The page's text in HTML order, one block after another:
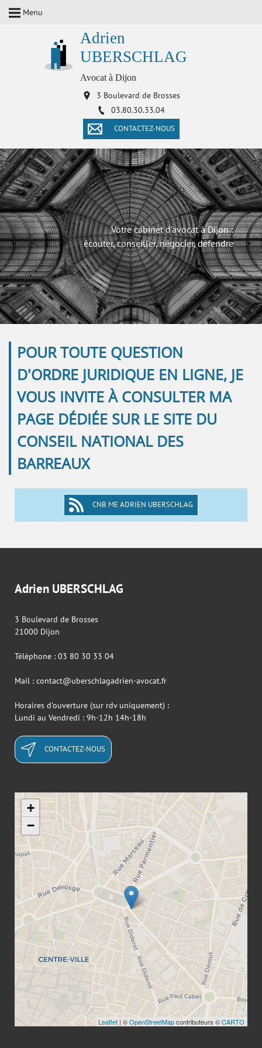
Menu
Adrien
UBERSCHLAG
Avocat à Dijon
3 Boulevard de Brosses
03.80.30.33.04
CONTACTEZ-NOUS
Votre cabinet d'avocat à Dijon :
écouter, conseiller, négocier, défendre
POUR TOUTE QUESTION
D'ORDRE JURIDIQUE EN LIGNE, JE
VOUS INVITE À CONSULTER MA
PAGE DÉDIÉE SUR LE SITE DU
CONSEIL NATIONAL DES
BARREAUX
CNB ME ADRIEN UBERSCHLAG
Adrien UBERSCHLAG
3 Boulevard de Brosses
21000 Dijon
Téléphone : 03 80 30 33 04
Mail : contact@uberschlagadrien-avocat.fr
Horaires d'ouverture (sur rdv uniquement) :
Lundi au Vendredi : 9h-12h 14h-18h
CONTACTEZ-NOUS
+
−
Leaflet | ©OpenStreetMapcontributeurs ©CARTO